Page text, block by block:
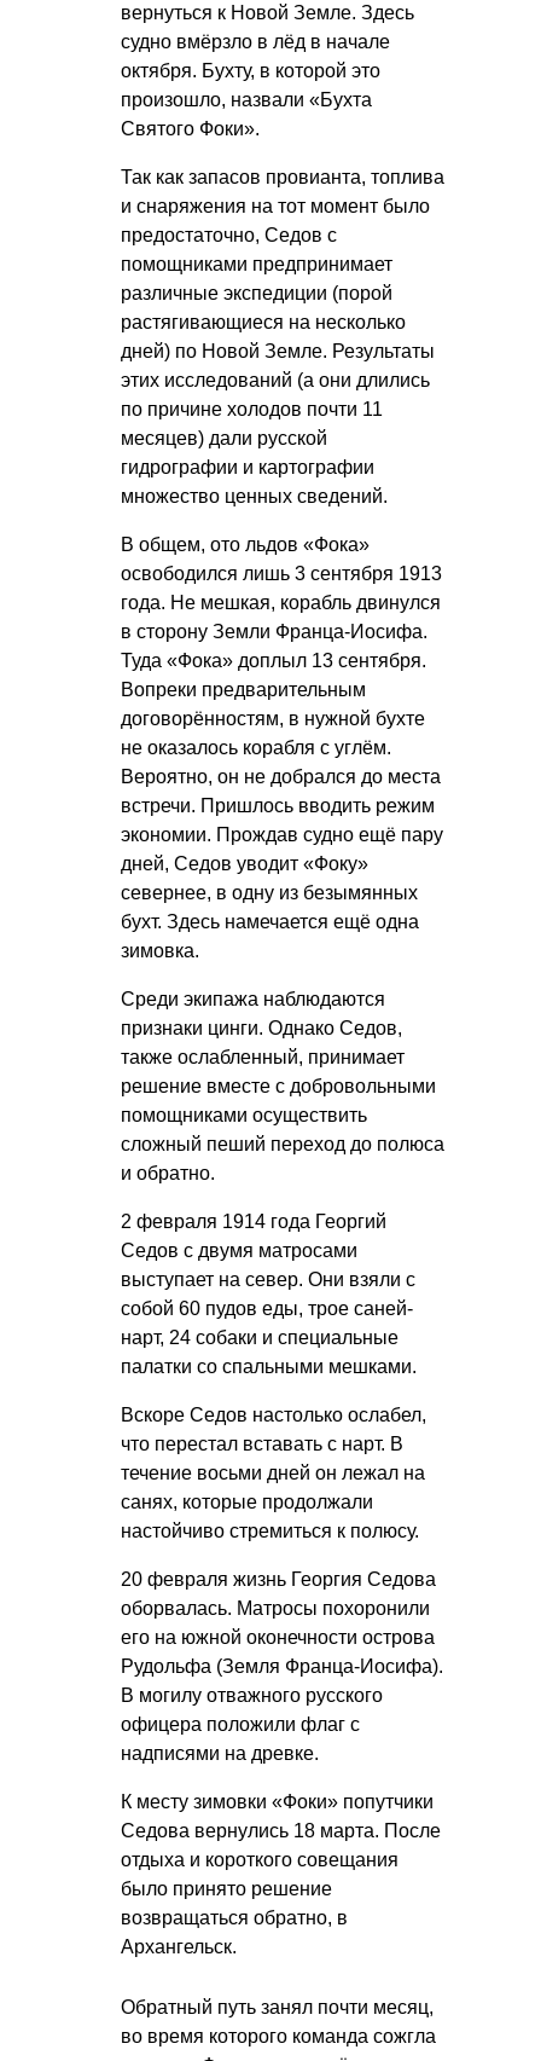
вернуться к Новой Земле. Здесь
судно вмёрзло в лёд в начале
октября. Бухту, в которой это
произошло, назвали «Бухта
Святого Фоки».
Так как запасов провианта, топлива
и снаряжения на тот момент было
предостаточно, Седов с
помощниками предпринимает
различные экспедиции (порой
растягивающиеся на несколько
дней) по Новой Земле. Результаты
этих исследований (а они длились
по причине холодов почти 11
месяцев) дали русской
гидрографии и картографии
множество ценных сведений.
В общем, ото льдов «Фока»
освободился лишь 3 сентября 1913
года. Не мешкая, корабль двинулся
в сторону Земли Франца-Иосифа.
Туда «Фока» доплыл 13 сентября.
Вопреки предварительным
договорённостям, в нужной бухте
не оказалось корабля с углём.
Вероятно, он не добрался до места
встречи. Пришлось вводить режим
экономии. Прождав судно ещё пару
дней, Седов уводит «Фоку»
севернее, в одну из безымянных
бухт. Здесь намечается ещё одна
зимовка.
Среди экипажа наблюдаются
признаки цинги. Однако Седов,
также ослабленный, принимает
решение вместе с добровольными
помощниками осуществить
сложный пеший переход до полюса
и обратно.
2 февраля 1914 года Георгий
Седов с двумя матросами
выступает на север. Они взяли с
собой 60 пудов еды, трое саней-
нарт, 24 собаки и специальные
палатки со спальными мешками.
Вскоре Седов настолько ослабел,
что перестал вставать с нарт. В
течение восьми дней он лежал на
санях, которые продолжали
настойчиво стремиться к полюсу.
20 февраля жизнь Георгия Седова
оборвалась. Матросы похоронили
его на южной оконечности острова
Рудольфа (Земля Франца-Иосифа).
В могилу отважного русского
офицера положили флаг с
надписями на древке.
К месту зимовки «Фоки» попутчики
Седова вернулись 18 марта. После
отдыха и короткого совещания
было принято решение
возвращаться обратно, в
Архангельск.
Обратный путь занял почти месяц,
во время которого команда сожгла